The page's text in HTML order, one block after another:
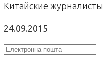
Китайские
24.09.2015